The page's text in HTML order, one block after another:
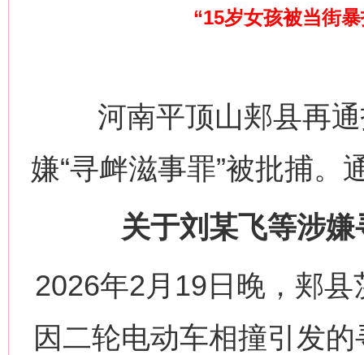
“15岁女孩被当街
河南平顶山郏县再通
嫌“寻衅滋事罪”被批捕。
关于刘某飞等涉
2026年2月19日晚，郏
因二轮电动车相撞引发